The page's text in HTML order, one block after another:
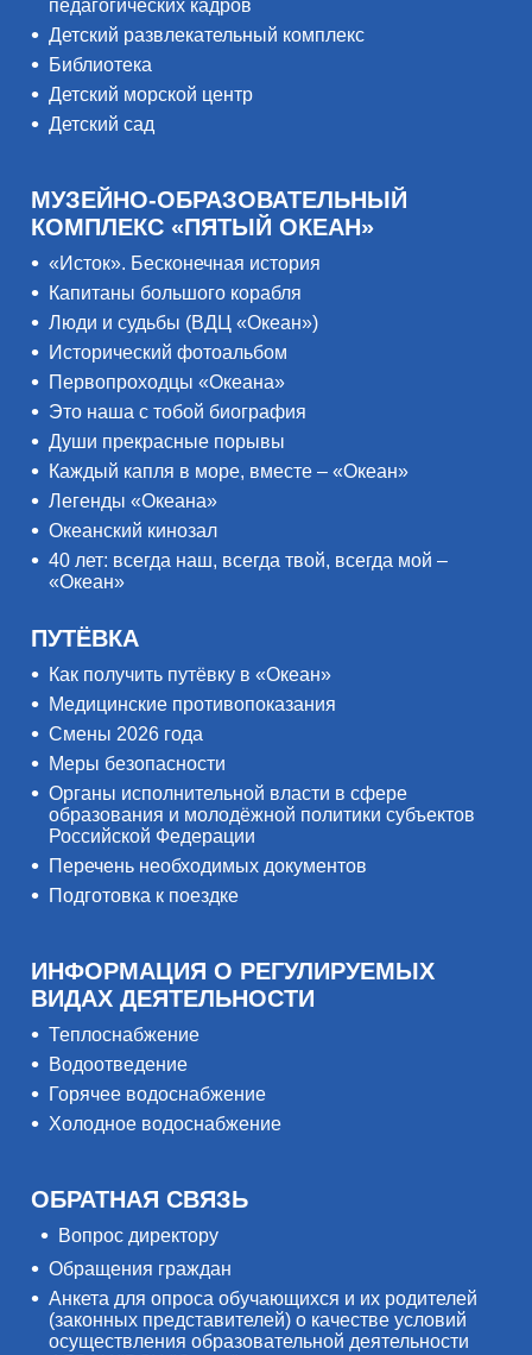
педагогических кадров
Детский развлекательный комплекс
Библиотека
Детский морской центр
Детский сад
МУЗЕЙНО-ОБРАЗОВАТЕЛЬНЫЙ
КОМПЛЕКС «ПЯТЫЙ ОКЕАН»
«Исток». Бесконечная история
Капитаны большого корабля
Люди и судьбы (ВДЦ «Океан»)
Исторический фотоальбом
Первопроходцы «Океана»
Это наша с тобой биография
Души прекрасные порывы
Каждый капля в море, вместе – «Океан»
Легенды «Океана»
Океанский кинозал
40 лет: всегда наш, всегда твой, всегда мой –
«Океан»
ПУТЁВКА
Как получить путёвку в «Океан»
Медицинские противопоказания
Смены 2026 года
Меры безопасности
Органы исполнительной власти в сфере
образования и молодёжной политики субъектов
Российской Федерации
Перечень необходимых документов
Подготовка к поездке
ИНФОРМАЦИЯ О РЕГУЛИРУЕМЫХ
ВИДАХ ДЕЯТЕЛЬНОСТИ
Теплоснабжение
Водоотведение
Горячее водоснабжение
Холодное водоснабжение
ОБРАТНАЯ СВЯЗЬ
Вопрос директору
Обращения граждан
Анкета для опроса обучающихся и их родителей
(законных представителей) о качестве условий
осуществления образовательной деятельности